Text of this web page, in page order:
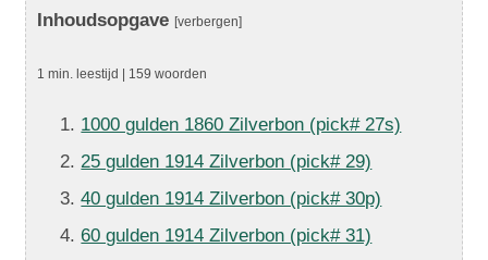
Inhoudsopgave [verbergen]
1 min. leestijd | 159 woorden
1000 gulden 1860 Zilverbon (pick# 27s)
25 gulden 1914 Zilverbon (pick# 29)
40 gulden 1914 Zilverbon (pick# 30p)
60 gulden 1914 Zilverbon (pick# 31)